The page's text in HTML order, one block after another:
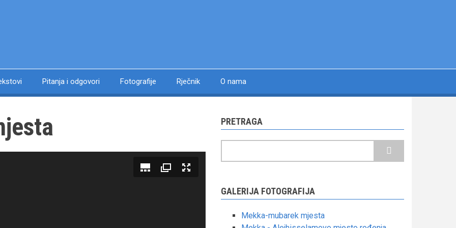
Pitanja i odgovori Fotografije Rječnik O nama
PRETRAGA
GALERIJA FOTOGRAFIJA
Mekka-mubarek mjesta